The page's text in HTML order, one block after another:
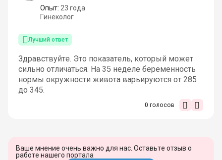
Опыт: 23 года
Гинеколог
Лучший ответ
Здравствуйте. Это показатель, который может
сильно отличаться. На 35 неделе беременность
нормы окружности живота варьируются от 285
до 345.
0 голосов
Ваше мнение очень важно для нас. Оставьте отзыв о
работе нашего портала